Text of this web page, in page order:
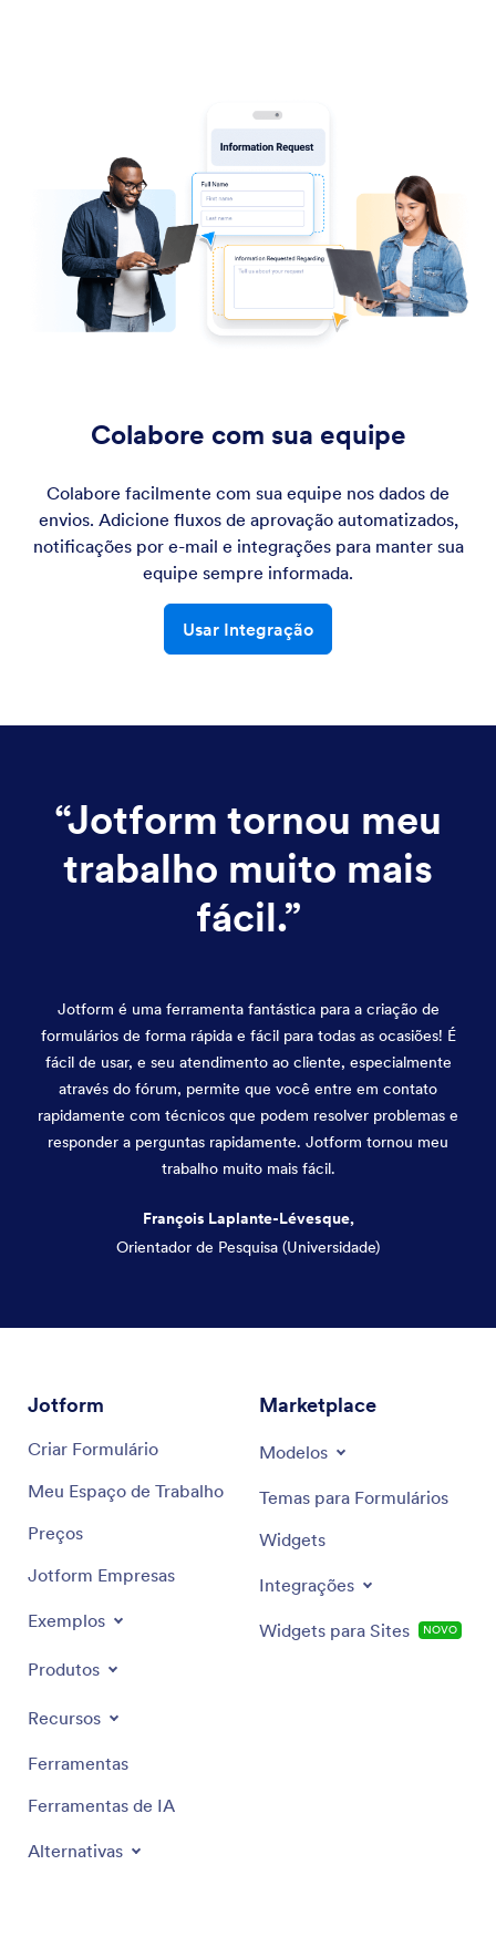
Colabore com sua equipe
Colabore facilmente com sua equipe nos dados de
envios. Adicione fluxos de aprovação automatizados,
notificações por e-mail e integrações para manter sua
equipe sempre informada.
Usar Integração
“Jotform tornou meu
trabalho muito mais
fácil.”
Jotform é uma ferramenta fantástica para a criação de
formulários de forma rápida e fácil para todas as ocasiões! É
fácil de usar, e seu atendimento ao cliente, especialmente
através do fórum, permite que você entre em contato
rapidamente com técnicos que podem resolver problemas e
responder a perguntas rapidamente. Jotform tornou meu
trabalho muito mais fácil.
François Laplante-Lévesque,
Orientador de Pesquisa (Universidade)
Jotform
Criar Formulário
Meu Espaço de Trabalho
Preços
Jotform Empresas
Exemplos
Produtos
Recursos
Ferramentas
Ferramentas de IA
Alternativas
Marketplace
Modelos
Temas para Formulários
Widgets
Integrações
Widgets para Sites NOVO